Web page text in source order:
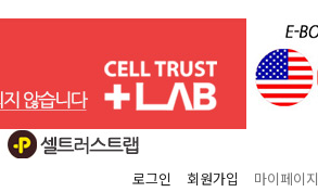
로그인 회원가입 마이페이지